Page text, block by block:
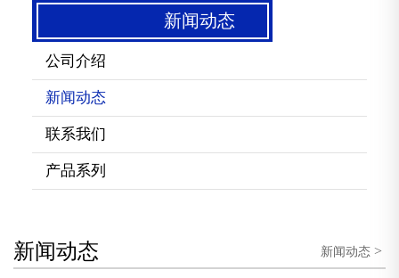
新闻动态
公司介绍
新闻动态
联系我们
产品系列
新闻动态 新闻动态 >